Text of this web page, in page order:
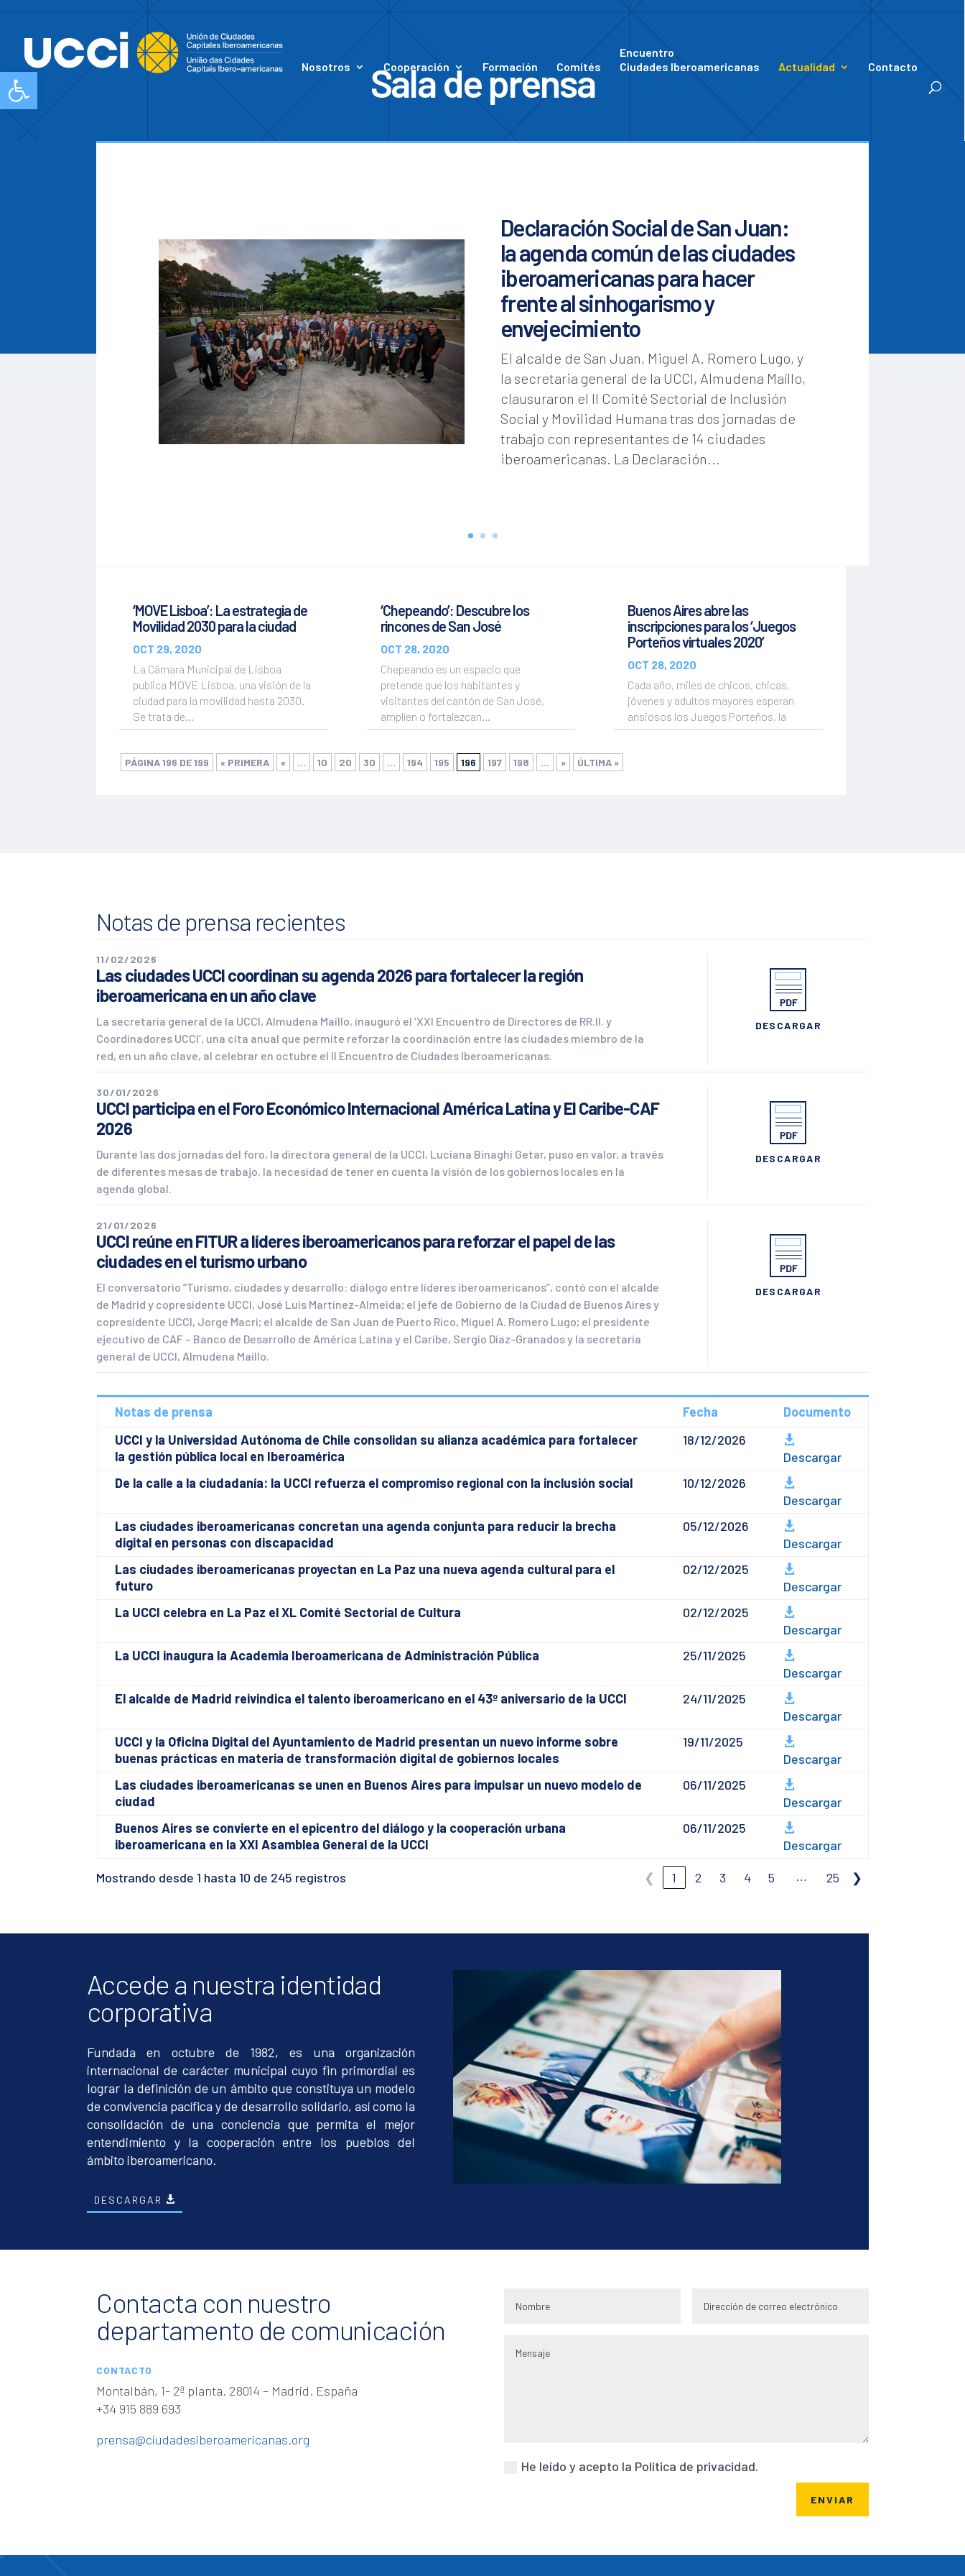
Abrir barra de herramientas Nosotros Cooperación Formación Comités
Encuentro
Ciudades Iberoamericanas
Actualidad Contacto
Sala de prensa
Declaración Social de San Juan:
la agenda común de las ciudades
iberoamericanas para hacer
frente al sinhogarismo y
envejecimiento
El alcalde de San Juan, Miguel A. Romero Lugo, y
la secretaria general de la UCCI, Almudena Maíllo,
clausuraron el II Comité Sectorial de Inclusión
Social y Movilidad Humana tras dos jornadas de
trabajo con representantes de 14 ciudades
iberoamericanas. La Declaración...
‘MOVE Lisboa’: La estrategia de
Movilidad 2030 para la ciudad
OCT 29, 2020
La Câmara Municipal de Lisboa
publica MOVE Lisboa, una visión de la
ciudad para la movilidad hasta 2030.
Se trata de...
‘Chepeando’: Descubre los
rincones de San José
OCT 28, 2020
Chepeando es un espacio que
pretende que los habitantes y
visitantes del cantón de San José,
amplíen o fortalezcan...
Buenos Aires abre las
inscripciones para los ‘Juegos
Porteños virtuales 2020’
OCT 28, 2020
Cada año, miles de chicos, chicas,
jóvenes y adultos mayores esperan
ansiosos los Juegos Porteños, la
competencia...
PÁGINA 196 DE 199 « PRIMERA « ... 10 20 30 ... 194 195 196 197 198 ... » ÚLTIMA »
Notas de prensa recientes
11/02/2026
Las ciudades UCCI coordinan su agenda 2026 para fortalecer la región
iberoamericana en un año clave
La secretaria general de la UCCI, Almudena Maíllo, inauguró el ‘XXI Encuentro de Directores de RR.II. y
Coordinadores UCCI’, una cita anual que permite reforzar la coordinación entre las ciudades miembro de la
red, en un año clave, al celebrar en octubre el II Encuentro de Ciudades Iberoamericanas.
DESCARGAR
30/01/2026
UCCI participa en el Foro Económico Internacional América Latina y El Caribe-CAF
2026
Durante las dos jornadas del foro, la directora general de la UCCI, Luciana Binaghi Getar, puso en valor, a través
de diferentes mesas de trabajo, la necesidad de tener en cuenta la visión de los gobiernos locales en la
agenda global.
DESCARGAR
21/01/2026
UCCI reúne en FITUR a líderes iberoamericanos para reforzar el papel de las
ciudades en el turismo urbano
El conversatorio “Turismo, ciudades y desarrollo: diálogo entre líderes iberoamericanos”, contó con el alcalde
de Madrid y copresidente UCCI, José Luis Martínez-Almeida; el jefe de Gobierno de la Ciudad de Buenos Aires y
copresidente UCCI, Jorge Macri; el alcalde de San Juan de Puerto Rico, Miguel A. Romero Lugo; el presidente
ejecutivo de CAF – Banco de Desarrollo de América Latina y el Caribe, Sergio Díaz-Granados y la secretaria
general de UCCI, Almudena Maíllo.
DESCARGAR
Notas de prensa Fecha
Documento
UCCI y la Universidad Autónoma de Chile consolidan su alianza académica para fortalecer
la gestión pública local en Iberoamérica
18/12/2026
Descargar
De la calle a la ciudadanía: la UCCI refuerza el compromiso regional con la inclusión social
10/12/2026
Descargar
Las ciudades iberoamericanas concretan una agenda conjunta para reducir la brecha
digital en personas con discapacidad
05/12/2026
Descargar
Las ciudades iberoamericanas proyectan en La Paz una nueva agenda cultural para el
futuro
02/12/2025
Descargar
La UCCI celebra en La Paz el XL Comité Sectorial de Cultura
02/12/2025
Descargar
La UCCI inaugura la Academia Iberoamericana de Administración Pública
25/11/2025
Descargar
El alcalde de Madrid reivindica el talento iberoamericano en el 43º aniversario de la UCCI
24/11/2025
Descargar
UCCI y la Oficina Digital del Ayuntamiento de Madrid presentan un nuevo informe sobre
buenas prácticas en materia de transformación digital de gobiernos locales
19/11/2025
Descargar
Las ciudades iberoamericanas se unen en Buenos Aires para impulsar un nuevo modelo de
ciudad
06/11/2025
Descargar
Buenos Aires se convierte en el epicentro del diálogo y la cooperación urbana
iberoamericana en la XXI Asamblea General de la UCCI
06/11/2025
Descargar
Mostrando desde 1 hasta 10 de 245 registros ❮ 1 2 3 4 5 … 25 ❯
Accede a nuestra identidad
corporativa
Fundada en octubre de 1982, es una organización
internacional de carácter municipal cuyo fin primordial es
lograr la definición de un ámbito que constituya un modelo
de convivencia pacífica y de desarrollo solidario, así como la
consolidación de una conciencia que permita el mejor
entendimiento y la cooperación entre los pueblos del
ámbito iberoamericano.
DESCARGAR
Contacta con nuestro
departamento de comunicación
CONTACTO
Montalbán, 1- 2ª planta. 28014 – Madrid. España
+34 915 889 693
prensa@ciudadesiberoamericanas.org
He leído y acepto la Política de privacidad.
ENVIAR